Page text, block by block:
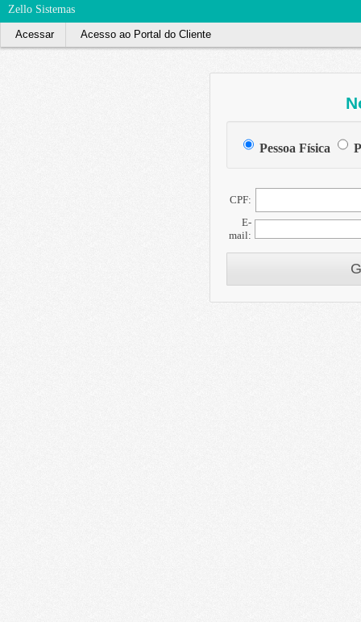
Zello Sistemas
Acessar Acesso ao Portal do Cliente
Pessoa Física
CPF:
E-
mail: